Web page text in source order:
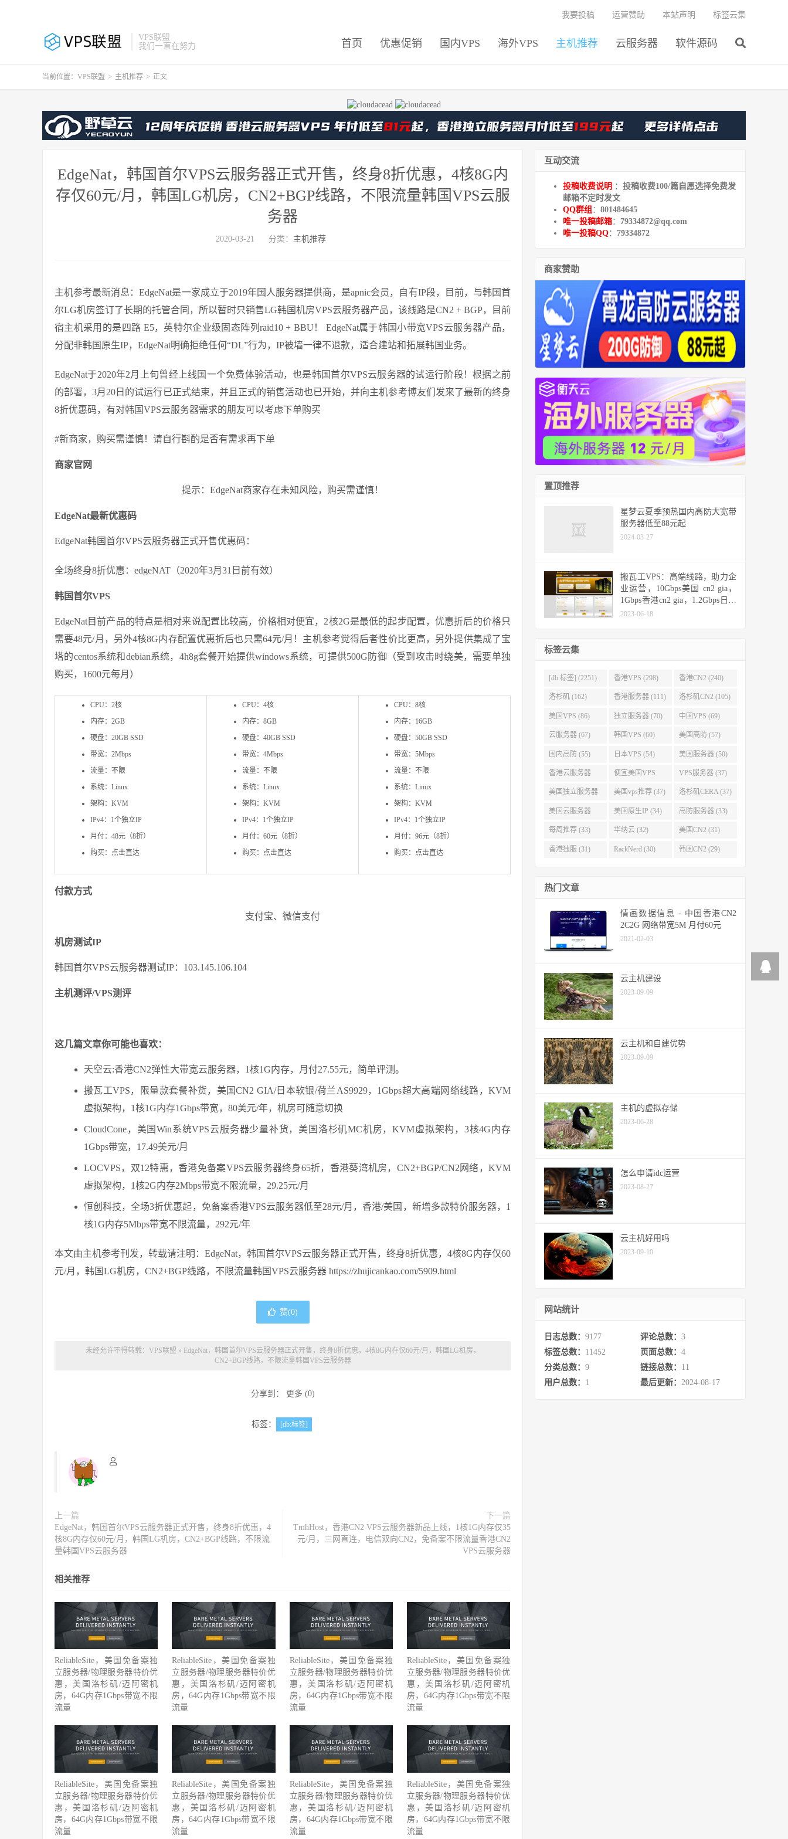
VPS联盟
我们一直在努力
首页 优惠促销 国内VPS 海外VPS 主机推荐 云服务器 软件源码
我要投稿 运营赞助 本站声明 标签云集
当前位置： VPS联盟 > 主机推荐 > 正文
EdgeNat，韩国首尔VPS云服务器正式开售，终身8折优惠，4核8G内
存仅60元/月，韩国LG机房，CN2+BGP线路，不限流量韩国VPS云服
务器
2020-03-21 分类： 主机推荐
主机参考最新消息：EdgeNat是一家成立于2019年国人服务器提供商，是apnic会员，自有IP段，目前，与韩国首
尔LG机房签订了长期的托管合同，所以暂时只销售LG韩国机房VPS云服务器产品，该线路是CN2 + BGP，目前
宿主机采用的是四路 E5，英特尔企业级固态阵列raid10 + BBU！ EdgeNat属于韩国小带宽VPS云服务器产品，
分配非韩国原生IP，EdgeNat明确拒绝任何“DL”行为，IP被墙一律不退款，适合建站和拓展韩国业务。
EdgeNat于2020年2月上旬曾经上线国一个免费体验活动，也是韩国首尔VPS云服务器的试运行阶段！根据之前
的部署，3月20日的试运行已正式结束，并且正式的销售活动也已开始，并向主机参考博友们发来了最新的终身
8折优惠码，有对韩国VPS云服务器需求的朋友可以考虑下单购买
#新商家，购买需谨慎！请自行斟酌是否有需求再下单
商家官网
提示：EdgeNat商家存在未知风险，购买需谨慎！
EdgeNat最新优惠码
EdgeNat韩国首尔VPS云服务器正式开售优惠码：
全场终身8折优惠：edgeNAT（2020年3月31日前有效）
韩国首尔VPS
EdgeNat目前产品的特点是相对来说配置比较高，价格相对便宜，2核2G是最低的起步配置，优惠折后的价格只
需要48元/月，另外4核8G内存配置优惠折后也只需64元/月！主机参考觉得后者性价比更高，另外提供集成了宝
塔的centos系统和debian系统，4h8g套餐开始提供windows系统，可提供500G防御（受到攻击时绕美，需要单独
购买，1600元每月）
CPU：2核
内存：2GB
硬盘：20GB SSD
带宽：2Mbps
流量：不限
系统：Linux
架构：KVM
IPv4：1个独立IP
月付：48元（8折）
购买：点击直达
CPU：4核
内存：8GB
硬盘：40GB SSD
带宽：4Mbps
流量：不限
系统：Linux
架构：KVM
IPv4：1个独立IP
月付：60元（8折）
购买：点击直达
CPU：8核
内存：16GB
硬盘：50GB SSD
带宽：5Mbps
流量：不限
系统：Linux
架构：KVM
IPv4：1个独立IP
月付：96元（8折）
购买：点击直达
付款方式
支付宝、微信支付
机房测试IP
韩国首尔VPS云服务器测试IP：103.145.106.104
主机测评/VPS测评
这几篇文章你可能也喜欢：
天空云:香港CN2弹性大带宽云服务器，1核1G内存，月付27.55元，简单评测。
搬瓦工VPS，限量款套餐补货，美国CN2 GIA/日本软银/荷兰AS9929，1Gbps超大高端网络线路，KVM
虚拟架构，1核1G内存1Gbps带宽，80美元/年，机房可随意切换
CloudCone，美国Win系统VPS云服务器少量补货，美国洛杉矶MC机房，KVM虚拟架构，3核4G内存
1Gbps带宽，17.49美元/月
LOCVPS，双12特惠，香港免备案VPS云服务器终身65折，香港葵湾机房，CN2+BGP/CN2网络，KVM
虚拟架构，1核2G内存2Mbps带宽不限流量，29.25元/月
恒创科技，全场3折优惠起，免备案香港VPS云服务器低至28元/月，香港/美国，新增多款特价服务器，1
核1G内存5Mbps带宽不限流量，292元/年
本文由主机参考刊发，转载请注明：EdgeNat，韩国首尔VPS云服务器正式开售，终身8折优惠，4核8G内存仅60
元/月，韩国LG机房，CN2+BGP线路，不限流量韩国VPS云服务器 https://zhujicankao.com/5909.html
赞(0)
未经允许不得转载： VPS联盟 » EdgeNat，韩国首尔VPS云服务器正式开售，终身8折优惠，4核8G内存仅60元/月，韩国LG机房，
CN2+BGP线路，不限流量韩国VPS云服务器
分享到： 更多 (0)
标签： [db:标签]
上一篇
EdgeNat，韩国首尔VPS云服务器正式开售，终身8折优惠，4
核8G内存仅60元/月，韩国LG机房，CN2+BGP线路，不限流
量韩国VPS云服务器
下一篇
TmhHost，香港CN2 VPS云服务器新品上线，1核1G内存仅35
元/月，三网直连，电信双向CN2，免备案不限流量香港CN2
VPS云服务器
相关推荐
ReliableSite，美国免备案独
立服务器/物理服务器特价优
惠，美国洛杉矶/迈阿密机
房，64G内存1Gbps带宽不限
流量
ReliableSite，美国免备案独
立服务器/物理服务器特价优
惠，美国洛杉矶/迈阿密机
房，64G内存1Gbps带宽不限
流量
ReliableSite，美国免备案独
立服务器/物理服务器特价优
惠，美国洛杉矶/迈阿密机
房，64G内存1Gbps带宽不限
流量
ReliableSite，美国免备案独
立服务器/物理服务器特价优
惠，美国洛杉矶/迈阿密机
房，64G内存1Gbps带宽不限
流量
ReliableSite，美国免备案独
立服务器/物理服务器特价优
惠，美国洛杉矶/迈阿密机
房，64G内存1Gbps带宽不限
流量
ReliableSite，美国免备案独
立服务器/物理服务器特价优
惠，美国洛杉矶/迈阿密机
房，64G内存1Gbps带宽不限
流量
ReliableSite，美国免备案独
立服务器/物理服务器特价优
惠，美国洛杉矶/迈阿密机
房，64G内存1Gbps带宽不限
流量
ReliableSite，美国免备案独
立服务器/物理服务器特价优
惠，美国洛杉矶/迈阿密机
房，64G内存1Gbps带宽不限
流量
互动交流
投稿收费说明 ： 投稿收费100/篇自愿选择免费发
邮箱不定时发文
QQ群组 ： 801484645
唯一投稿邮箱： 79334872@qq.com
唯一投稿QQ： 79334872
商家赞助
置顶推荐
星梦云夏季预热国内高防大宽带
服务器低至88元起
2024-03-27
搬瓦工VPS：高端线路，助力企
业运营，10Gbps美国 cn2 gia，
1Gbps香港cn2 gia，1.2Gbps日本
cn2 gia，10Gbps日本软银
2023-06-18
标签云集
[db:标签] (2251) 香港VPS (298) 香港CN2 (240)
洛杉矶 (162) 香港服务器 (111) 洛杉矶CN2 (105)
美国VPS (86) 独立服务器 (70) 中国VPS (69)
云服务器 (67) 韩国VPS (60) 美国高防 (57)
国内高防 (55) 日本VPS (54) 美国服务器 (50)
香港云服务器
(40)
便宜美国VPS
(38)
VPS服务器 (37)
美国独立服务器
(37)
美国vps推荐 (37) 洛杉矶CERA (37)
美国云服务器
(34)
美国原生IP (34) 高防服务器 (33)
每周推荐 (33) 华纳云 (32) 美国CN2 (31)
香港独服 (31) RackNerd (30) 韩国CN2 (29)
热门文章
情画数据信息 - 中国香港CN2
2C2G 网络带宽5M 月付60元
2021-02-03
云主机建设
2023-09-09
云主机和自建优势
2023-09-09
主机的虚拟存储
2023-06-28
怎么申请idc运营
2023-08-27
云主机好用吗
2023-09-10
网站统计
日志总数： 9177 评论总数： 3
标签总数： 11452 页面总数： 4
分类总数： 9 链接总数： 11
用户总数： 1 最后更新： 2024-08-17